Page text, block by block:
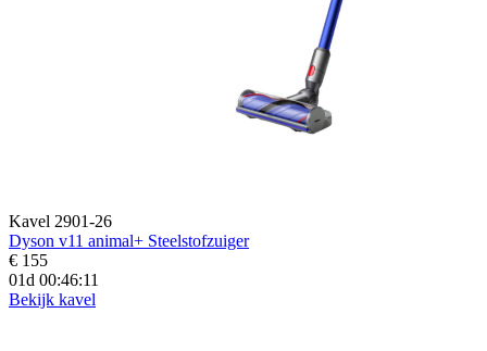
Kavel 2901-26
Dyson v11 animal+ Steelstofzuiger
€ 155
01d 00:46:09
Bekijk kavel